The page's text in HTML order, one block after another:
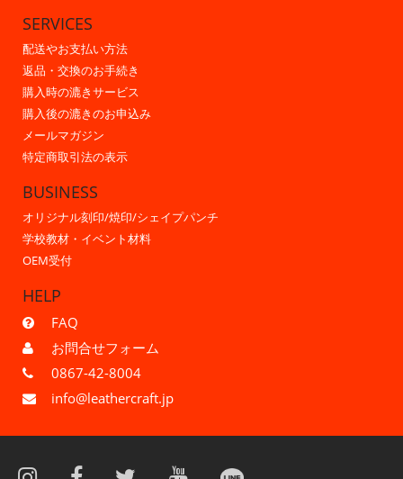
SERVICES
配送やお支払い方法
返品・交換のお手続き
購入時の漉きサービス
購入後の漉きのお申込み
メールマガジン
特定商取引法の表示
BUSINESS
オリジナル刻印/焼印/シェイプパンチ
学校教材・イベント材料
OEM受付
HELP
FAQ
お問合せフォーム
0867-42-8004
info@leathercraft.jp